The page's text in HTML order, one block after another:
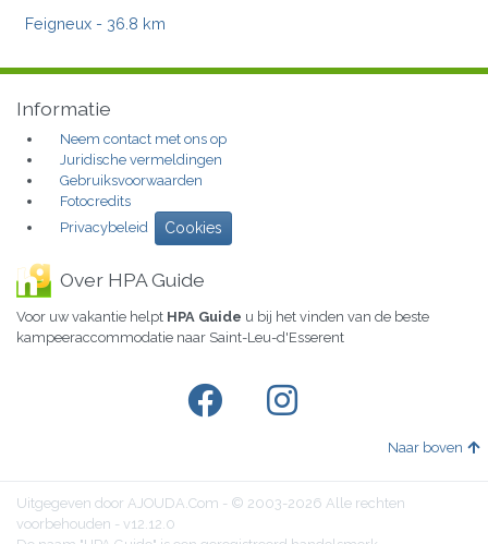
Feigneux - 36.8 km
Informatie
Neem contact met ons op
Juridische vermeldingen
Gebruiksvoorwaarden
Fotocredits
Privacybeleid
Cookies
Over HPA Guide
Voor uw vakantie helpt HPA Guide u bij het vinden van de beste
kampeeraccommodatie naar Saint-Leu-d'Esserent
Naar boven
Uitgegeven door AJOUDA.Com - © 2003-2026 Alle rechten
voorbehouden - v12.12.0